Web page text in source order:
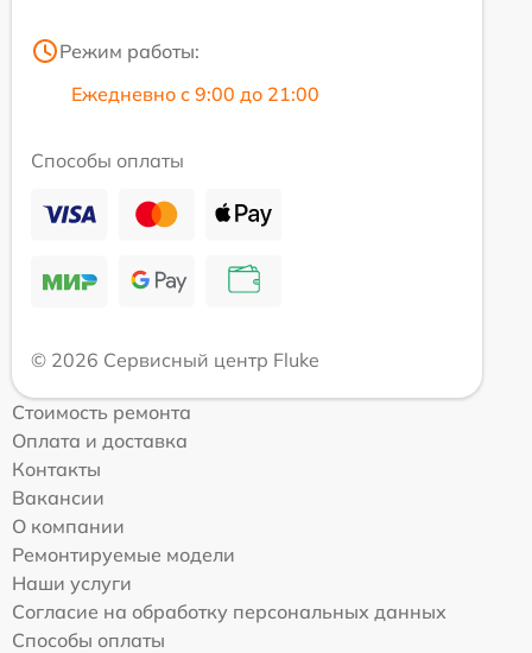
Режим работы:
Ежедневно с 9:00 до 21:00
Способы оплаты
© 2026 Сервисный центр Fluke
Стоимость ремонта
Оплата и доставка
Контакты
Вакансии
О компании
Ремонтируемые модели
Наши услуги
Согласие на обработку персональных данных
Способы оплаты